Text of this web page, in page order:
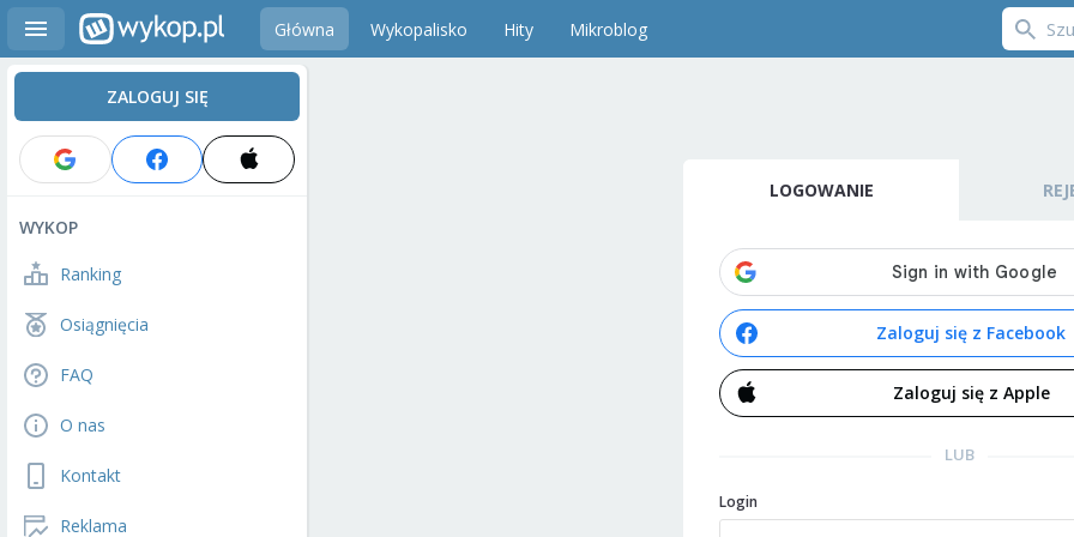
Główna Wykopalisko Hity Mikroblog
ZALOGUJ SIĘ
WYKOP
Ranking
Osiągnięcia
FAQ
O nas
Kontakt
Reklama
LOGOWANIE
Zaloguj się z Facebook
Zaloguj się z Apple
LUB
Login